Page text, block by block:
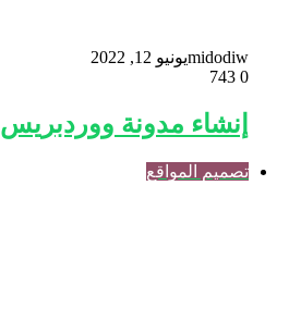
midodiwيونيو 12, 2022
0
إنشاء مدونة ووردبريس
تصميم المواقع